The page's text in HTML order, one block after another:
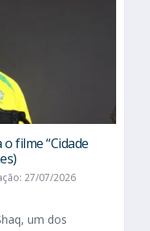
filme “Cidade
27/07/2026
um dos